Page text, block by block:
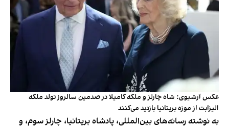
عکس آرشیوی: شاه چارلز و ملکه کامیلا در صدمین سالروز تولد ملکه
الیزابت از موزه بریتانیا بازدید می‌کنند
به نوشته رسانه‌های بین‌المللی، پادشاه بریتانیا، چارلز سوم، و